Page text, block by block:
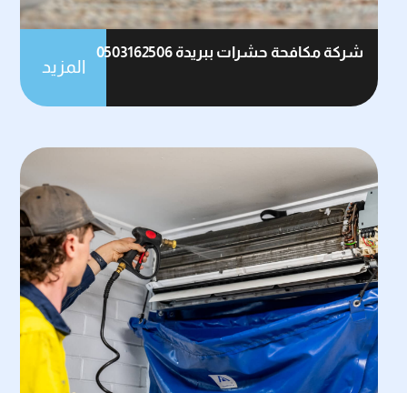
شركة مكافحة حشرات ببريدة 0503162506
المزيد